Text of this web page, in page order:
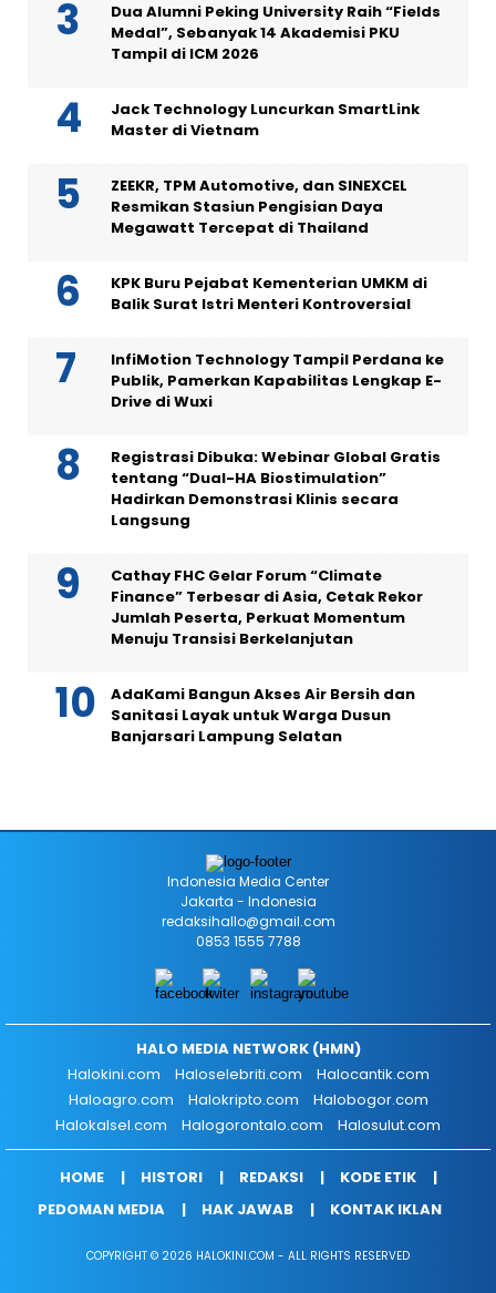
Dua Alumni Peking University Raih “Fields
Medal”, Sebanyak 14 Akademisi PKU
Tampil di ICM 2026
Jack Technology Luncurkan SmartLink
Master di Vietnam
ZEEKR, TPM Automotive, dan SINEXCEL
Resmikan Stasiun Pengisian Daya
Megawatt Tercepat di Thailand
KPK Buru Pejabat Kementerian UMKM di
Balik Surat Istri Menteri Kontroversial
InfiMotion Technology Tampil Perdana ke
Publik, Pamerkan Kapabilitas Lengkap E-
Drive di Wuxi
Registrasi Dibuka: Webinar Global Gratis
tentang “Dual-HA Biostimulation”
Hadirkan Demonstrasi Klinis secara
Langsung
Cathay FHC Gelar Forum “Climate
Finance” Terbesar di Asia, Cetak Rekor
Jumlah Peserta, Perkuat Momentum
Menuju Transisi Berkelanjutan
AdaKami Bangun Akses Air Bersih dan
Sanitasi Layak untuk Warga Dusun
Banjarsari Lampung Selatan
Indonesia Media Center
Jakarta - Indonesia
redaksihallo@gmail.com
0853 1555 7788
HALO MEDIA NETWORK (HMN)
Halokini.com
Haloselebriti.com
Halocantik.com
Haloagro.com
Halokripto.com
Halobogor.com
Halokalsel.com
Halogorontalo.com Halosulut.com
HOME HISTORI REDAKSI
KODE ETIK
PEDOMAN MEDIA
HAK JAWAB KONTAK IKLAN
COPYRIGHT © 2026 HALOKINI.COM - ALL RIGHTS RESERVED